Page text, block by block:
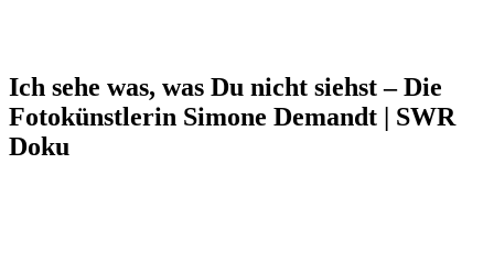
Ich sehe was, was Du nicht siehst – Die
Fotokünstlerin Simone Demandt | SWR
Doku